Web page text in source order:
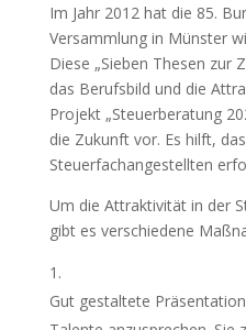
Im Jahr 2012 hat die 85.
Versammlung in Münster
Diese „Sieben Thesen zur
das Berufsbild und die
Projekt „Steuerberatung
die Zukunft vor. Es hilft,
Steuerfachangestellten
Um die Attraktivität in der
gibt es verschiedene
Gut gestaltete